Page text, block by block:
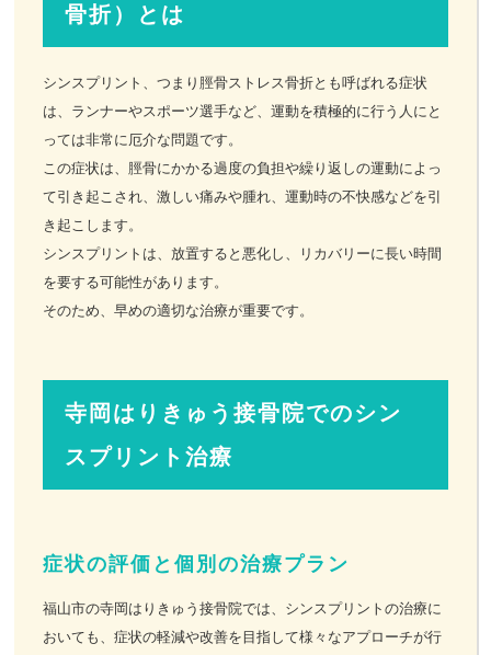
ニュース＆ブログ
お客様の声
お問い合わせ
LINE予約
骨折）とは
シンスプリント、つまり脛骨ストレス骨折とも呼ばれる症状
は、ランナーやスポーツ選手など、運動を積極的に行う人にと
っては非常に厄介な問題です。
この症状は、脛骨にかかる過度の負担や繰り返しの運動によっ
て引き起こされ、激しい痛みや腫れ、運動時の不快感などを引
き起こします。
シンスプリントは、放置すると悪化し、リカバリーに長い時間
を要する可能性があります。
そのため、早めの適切な治療が重要です。
寺岡はりきゅう接骨院でのシン
スプリント治療
症状の評価と個別の治療プラン
福山市の寺岡はりきゅう接骨院では、シンスプリントの治療に
おいても、症状の軽減や改善を目指して様々なアプローチが行